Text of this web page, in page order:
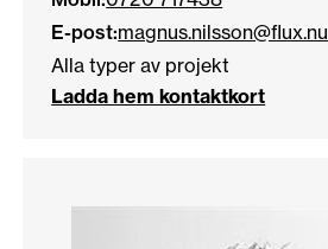
E-post:magnus.nilsson@flux.nu
Alla typer av projekt
Ladda hem kontaktkort